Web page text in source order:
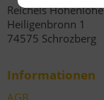
Reichels
Heiligenbronn 1
74575 Schrozberg
Informationen
AGB